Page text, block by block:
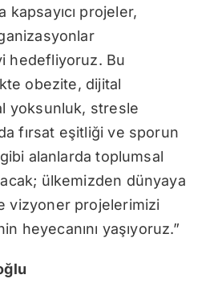
kapsayıcı projeler,
hedefliyoruz. Bu
obezite, dijital
yoksunluk, stresle
fırsat eşitliği ve sporun
alanlarda toplumsal
ülkemizden dünyaya
vizyoner projelerimizi
heyecanını yaşıyoruz.”